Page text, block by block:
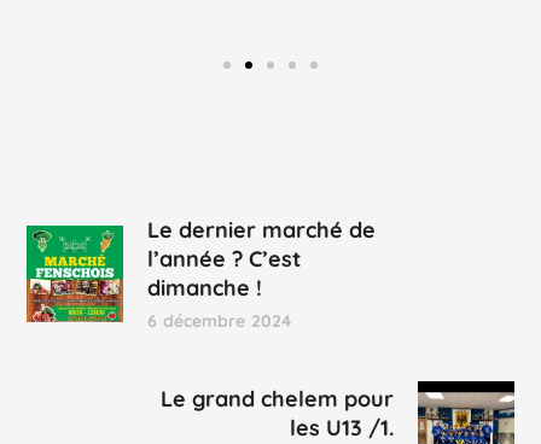
Le dernier marché de
l’année ? C’est
dimanche !
6 décembre 2024
Le grand chelem pour
les U13 /1.